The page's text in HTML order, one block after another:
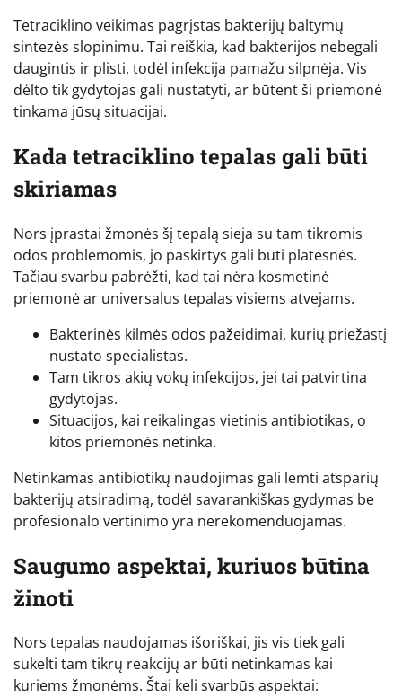
Tetraciklino veikimas pagrįstas bakterijų baltymų
sintezės slopinimu. Tai reiškia, kad bakterijos nebegali
daugintis ir plisti, todėl infekcija pamažu silpnėja. Vis
dėlto tik gydytojas gali nustatyti, ar būtent ši priemonė
tinkama jūsų situacijai.
Kada tetraciklino tepalas gali būti
skiriamas
Nors įprastai žmonės šį tepalą sieja su tam tikromis
odos problemomis, jo paskirtys gali būti platesnės.
Tačiau svarbu pabrėžti, kad tai nėra kosmetinė
priemonė ar universalus tepalas visiems atvejams.
Bakterinės kilmės odos pažeidimai, kurių priežastį
nustato specialistas.
Tam tikros akių vokų infekcijos, jei tai patvirtina
gydytojas.
Situacijos, kai reikalingas vietinis antibiotikas, o
kitos priemonės netinka.
Netinkamas antibiotikų naudojimas gali lemti atsparių
bakterijų atsiradimą, todėl savarankiškas gydymas be
profesionalo vertinimo yra nerekomenduojamas.
Saugumo aspektai, kuriuos būtina
žinoti
Nors tepalas naudojamas išoriškai, jis vis tiek gali
sukelti tam tikrų reakcijų ar būti netinkamas kai
kuriems žmonėms. Štai keli svarbūs aspektai: